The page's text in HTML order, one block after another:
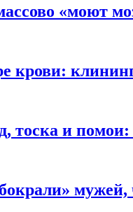
«моют
крови:
тоска и
мужей,